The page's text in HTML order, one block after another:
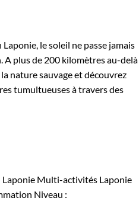
le soleil ne passe jamais
A plus de 200 kilomètres au-delà
nature sauvage et découvrez
tumultueuses à travers des
Laponie Multi-activités Laponie
Niveau :